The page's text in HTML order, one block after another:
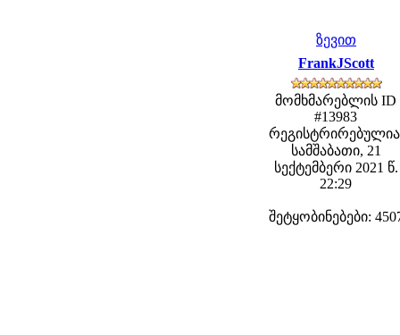
ზევით
FrankJScott
მომხმარებლის ID
#13983
სამშაბათი, 21
სექტემბერი 2021 წ.
22:29
შეტყობინებები: